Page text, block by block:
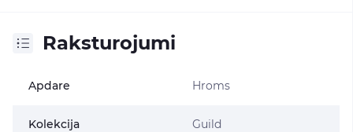
Raksturojumi
Apdare Hroms
Kolekcija Guild